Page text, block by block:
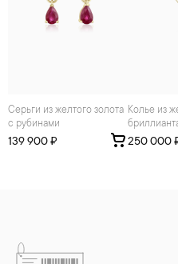
Серьги из желтого золота
с рубинами
139 900 ₽
Колье из желтого золота с
250 000